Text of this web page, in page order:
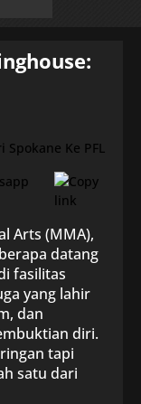
Arts (MMA),
datang
fasilitas
yang lahir
dan
diri.
tapi
satu dari